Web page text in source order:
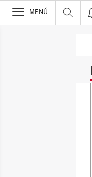
>
MENÚ